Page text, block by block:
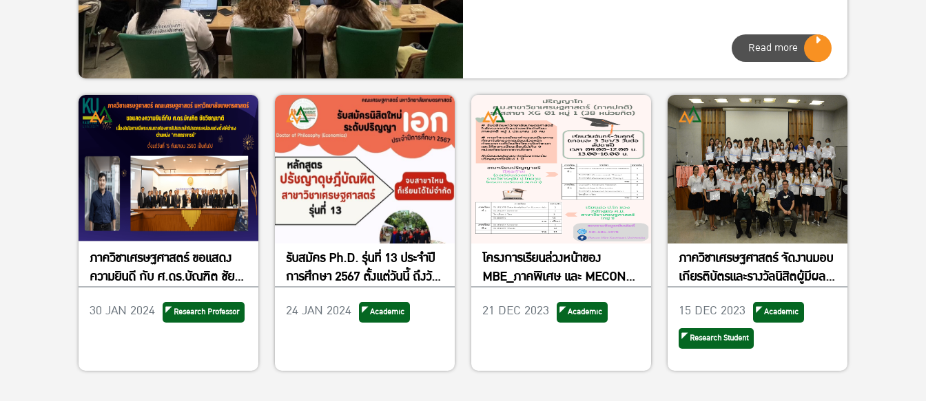
Read more
ภาควิชาเศรษฐศาสตร์ ขอแสดง
ความยินดี กับ ศ.ดร.บัณฑิต ชัย
30 JAN 2024 Research Professor
รับสมัคร Ph.D. รุ่นที่ 13 ประจำปี
การศึกษา 2567 ตั้งแต่วันนี้ ถึงวัน
24 JAN 2024 Academic
โครงการเรียนล่วงหน้าของ
MBE_ภาคพิเศษ และ MECON
21 DEC 2023 Academic
ภาควิชาเศรษฐศาสตร์ จัดงานมอบ
เกียรติบัตรและรางวัลนิสิตผู้มีผล
2565 วันพุธที่ 29 พฤศจิกายน
2566 เวลา 14.30 – 16.00 น. ณ
อาคารปฏิบัติการ คณะ
เศรษฐศาสตร์ ห้อง EC5205
15 DEC 2023
Academic
Research Student